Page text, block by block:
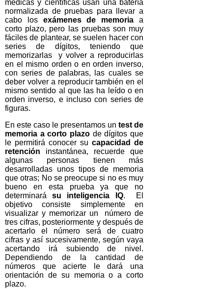
médicas y científicas usan una batería
normalizada de pruebas para llevar a
cabo los exámenes de memoria a
corto plazo, pero las pruebas son muy
fáciles de plantear, se suelen hacer con
series de dígitos, teniendo que
memorizarlas y volver a reproducirlas
en el mismo orden o en orden inverso,
con series de palabras, las cuales se
deber volver a reproducir también en el
mismo sentido al que las ha leído o en
orden inverso, e incluso con series de
figuras.
En este caso le presentamos un test de
memoria a corto plazo de dígitos que
le permitirá conocer su capacidad de
retención instantánea, recuerde que
algunas personas tienen más
desarrolladas unos tipos de memoria
que otras; No se preocupe si no es muy
bueno en esta prueba ya que no
determinarásu inteligencia IQ. El
objetivo consiste simplemente en
visualizar y memorizar un número de
tres cifras, posteriormente y después de
acertarlo el número será de cuatro
cifras y así sucesivamente, según vaya
acertando irá subiendo de nivel.
Dependiendo de la cantidad de
números que acierte le dará una
orientación de su memoria o a corto
plazo.